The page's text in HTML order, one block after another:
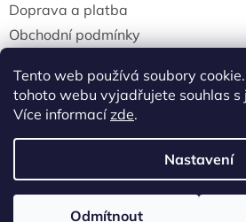
Tento web používá soubory
tohoto webu vyjadřujete souhlas s
Více informacízde.
Nastavení
Odmítnout
Doprava a platba
Obchodní podmínky
Vytvořil
Copyright 2026Homeovita.
vyhrazena.
Upravit